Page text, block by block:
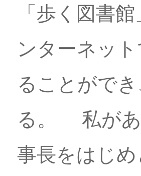
「歩く図書
ンターネッ
ることがで
る。 私があ
事長をはじ